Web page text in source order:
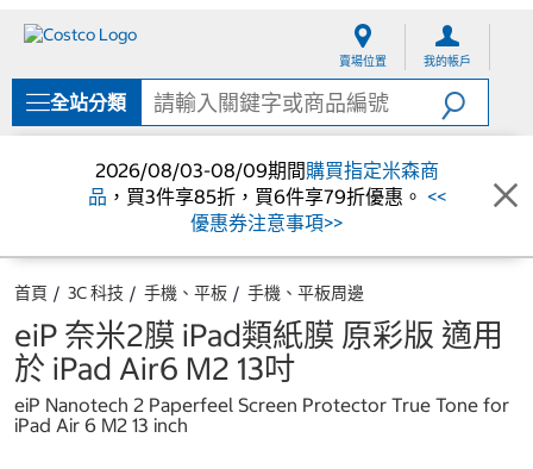
單
賣場位置 我的帳戶
全站分類
2026/08/03-08/09期間購買指定米森商
品 ，買3件享85折，買6件享79折優惠。 <<
優惠券注意事項>>
首頁 3C 科技 手機、平板 手機、平板周邊
eiP 奈米2膜 iPad類紙膜 原彩版 適用
於 iPad Air6 M2 13吋
eiP Nanotech 2 Paperfeel Screen Protector True Tone for
iPad Air 6 M2 13 inch